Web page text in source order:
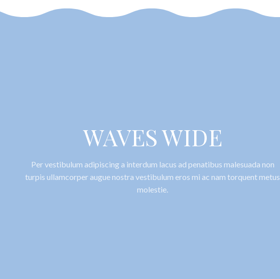
WAVES WIDE
Per vestibulum adipiscing a interdum lacus ad penatibus malesuada non
turpis ullamcorper augue nostra vestibulum eros mi ac nam torquent metus
molestie.